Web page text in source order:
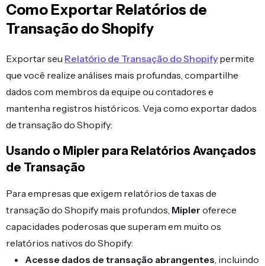
Como Exportar Relatórios de
Transação do Shopify
Exportar seu Relatório de Transação do Shopify permite
que você realize análises mais profundas, compartilhe
dados com membros da equipe ou contadores e
mantenha registros históricos. Veja como exportar dados
de transação do Shopify:
Usando o Mipler para Relatórios Avançados
de Transação
Para empresas que exigem relatórios de taxas de
transação do Shopify mais profundos, Mipler oferece
capacidades poderosas que superam em muito os
relatórios nativos do Shopify:
Acesse dados de transação abrangentes , incluindo